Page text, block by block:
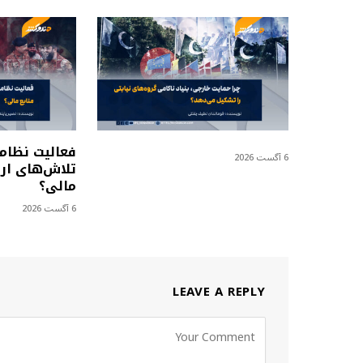
6 آگست 2026 فعالیت
تلاش‌های
مالی؟
6 آگست 2026
LEAVE A REPLY